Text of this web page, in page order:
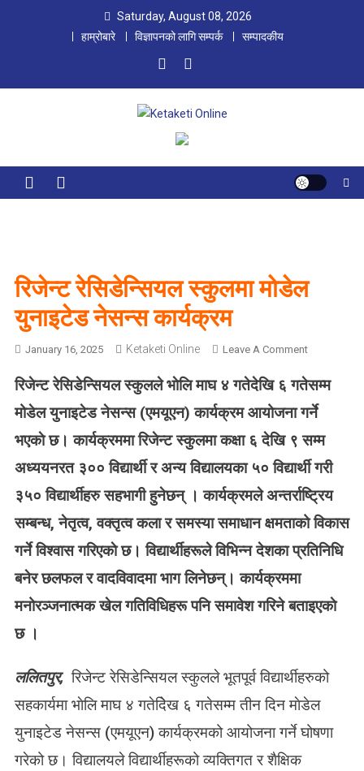
Saturday, August 08, 2026
हाम्रोबारे
विज्ञापनको लागि सम्पर्क सम्पादकीय
Ketaketi Online
First Nepali Online Magazine For Children
रिजेन्ट रेसिडेन्सियल स्कुलमा मोडेल
युनाइटेड नेसन्स कार्यक्रम
January 16, 2025 Ketaketi Online Leave A CommentO
रि
जे
रे
सि
न्सि
य
स्कु
मो
ना
इ
टे
ड
रिजेन्ट रेसिडेन्सियल स्कुलले भाेलि माघ ४ गतेदेखि ६ गतेसम्म
मोडेल युनाइटेड नेसन्स (एमयूएन) कार्यक्रम आयोजना गर्ने
भएकाे छ। कार्यक्रममा रिजेन्ट स्कुलमा कक्षा ६ देखि ९ सम्म
अध्ययनरत ३०० विद्यार्थी र अन्य विद्यालयका ५० विद्यार्थी गरी
३५० विद्यार्थीहरु सहभागी हुनेछन् । कार्यक्रमले अन्तर्राष्ट्रिय
सम्बन्ध, नेतृत्व, वक्तृत्व कला र समस्या समाधान क्षमताको विकास
गर्ने विश्वास गरिएकाे छ। विद्यार्थीहरूले विभिन्न देशका प्रतिनिधि
बनेर छलफल र वादविवादमा भाग लिनेछन्। कार्यक्रममा
मनोरञ्जनात्मक खेल गतिविधिहरू पनि समावेश गरिने बताइएकाे
छ ।
ललितपुर, रिजेन्ट रेसिडेन्सियल स्कुलले भूतपूर्व विद्यार्थीहरुको
सहकार्यमा भाेलि माघ ४ गतेदेिख ६ गतेसम्म तीन दिन माेडेल
युनाइटेड नेसन्स (एमयूएन) कार्यक्रमको आयोजना गर्ने घोषणा
गरेको छ। विद्यालयले विद्यार्थीहरूको व्यक्तिगत र शैक्षिक